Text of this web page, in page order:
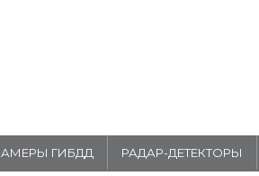
ГИБДД РАДАР-ДЕТЕКТОРЫ